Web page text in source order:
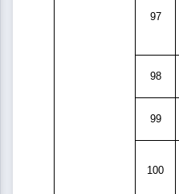
97
98
99
100